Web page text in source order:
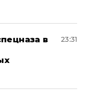
в
23:31